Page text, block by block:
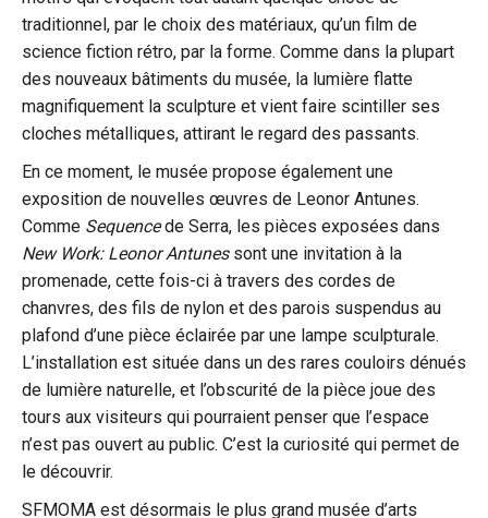
traditionnel, par le choix des matériaux, qu’un film de
science fiction rétro, par la forme. Comme dans la plupart
des nouveaux bâtiments du musée, la lumière flatte
magnifiquement la sculpture et vient faire scintiller ses
cloches métalliques, attirant le regard des passants.
En ce moment, le musée propose également une
exposition de nouvelles œuvres de Leonor Antunes.
Comme Sequencede Serra, les pièces exposées dans
New Work: Leonor Antunessont une invitation à la
promenade, cette fois-ci à travers des cordes de
chanvres, des fils de nylon et des parois suspendus au
plafond d’une pièce éclairée par une lampe sculpturale.
L’installation est située dans un des rares couloirs dénués
de lumière naturelle, et l’obscurité de la pièce joue des
tours aux visiteurs qui pourraient penser que l’espace
n’est pas ouvert au public. C’est la curiosité qui permet de
le découvrir.
SFMOMA est désormais le plus grand musée d’arts